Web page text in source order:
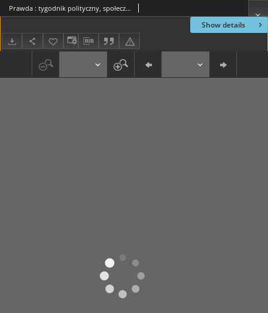
Show details
Prawda : tygodnik polityczny, społeczny i literacki, 1885, R. 5, nr 40